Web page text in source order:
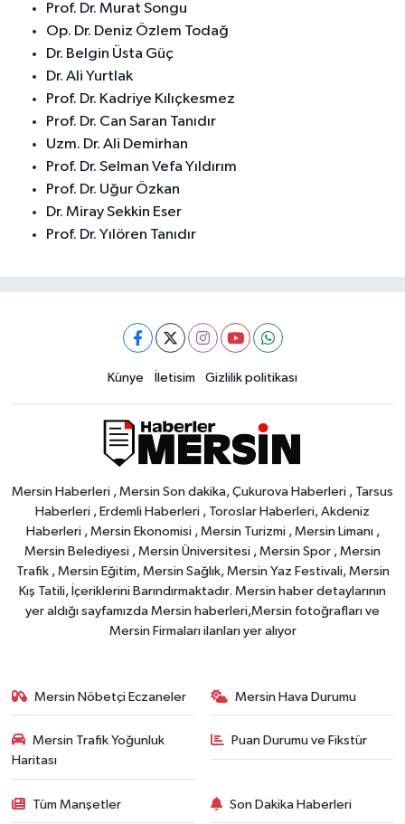
Prof. Dr. Murat Songu
Op. Dr. Deniz Özlem Todağ
Dr. Belgin Üsta Güç
Dr. Ali Yurtlak
Prof. Dr. Kadriye Kılıçkesmez
Prof. Dr. Can Saran Tanıdır
Uzm. Dr. Ali Demirhan
Prof. Dr. Selman Vefa Yıldırım
Prof. Dr. Uğur Özkan
Dr. Miray Sekkin Eser
Prof. Dr. Yılören Tanıdır
Künye İletisim Gizlilik politikası
Mersin Haberleri , Mersin Son dakika, Çukurova Haberleri , Tarsus
Haberleri , Erdemli Haberleri , Toroslar Haberleri, Akdeniz
Haberleri , Mersin Ekonomisi , Mersin Turizmi , Mersin Limanı ,
Mersin Belediyesi , Mersin Üniversitesi , Mersin Spor , Mersin
Trafik , Mersin Eğitim, Mersin Sağlık, Mersin Yaz Festivali, Mersin
Kış Tatili, İçeriklerini Barındırmaktadır. Mersin haber detaylarının
yer aldığı sayfamızda Mersin haberleri,Mersin fotoğrafları ve
Mersin Firmaları ilanları yer alıyor
Mersin Nöbetçi Eczaneler Mersin Hava Durumu
Mersin Trafik Yoğunluk
Haritası
Puan Durumu ve Fikstür
Tüm Manşetler Son Dakika Haberleri